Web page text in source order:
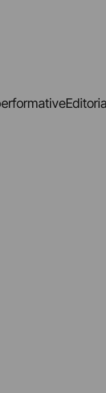
Editoria